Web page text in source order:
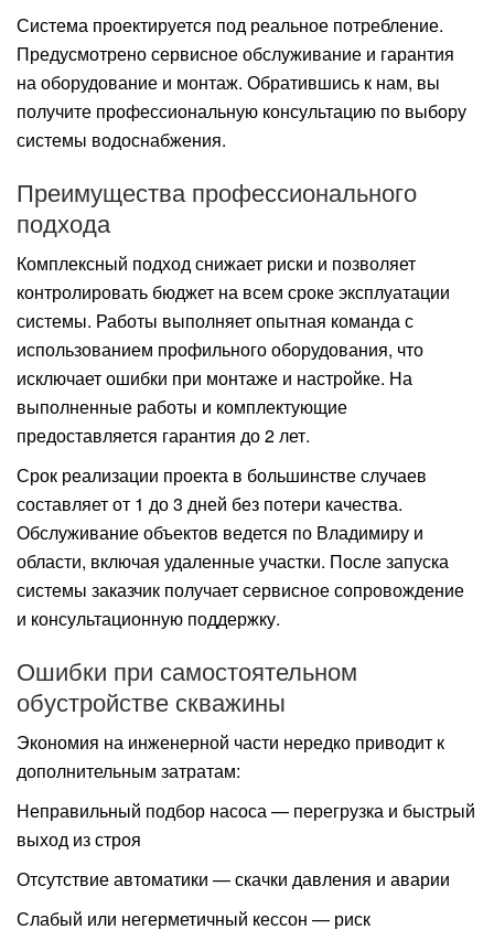
Система проектируется под реальное потребление.
Предусмотрено сервисное обслуживание и гарантия
на оборудование и монтаж. Обратившись к нам, вы
получите профессиональную консультацию по выбору
системы водоснабжения.
Преимущества профессионального
подхода
Комплексный подход снижает риски и позволяет
контролировать бюджет на всем сроке эксплуатации
системы. Работы выполняет опытная команда с
использованием профильного оборудования, что
исключает ошибки при монтаже и настройке. На
выполненные работы и комплектующие
предоставляется гарантия до 2 лет.
Срок реализации проекта в большинстве случаев
составляет от 1 до 3 дней без потери качества.
Обслуживание объектов ведется по Владимиру и
области, включая удаленные участки. После запуска
системы заказчик получает сервисное сопровождение
и консультационную поддержку.
Ошибки при самостоятельном
обустройстве скважины
Экономия на инженерной части нередко приводит к
дополнительным затратам:
Неправильный подбор насоса — перегрузка и быстрый
выход из строя
Отсутствие автоматики — скачки давления и аварии
Слабый или негерметичный кессон — риск